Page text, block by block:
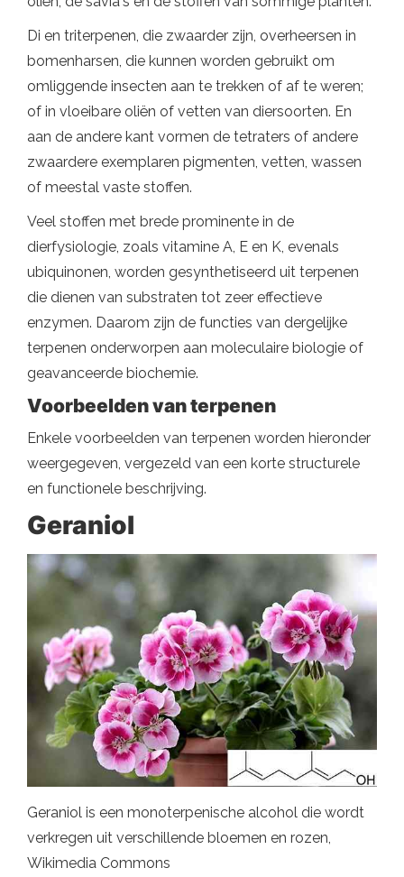
Di en triterpenen, die zwaarder zijn, overheersen in
bomenharsen, die kunnen worden gebruikt om
omliggende insecten aan te trekken of af te weren;
of in vloeibare oliën of vetten van diersoorten. En
aan de andere kant vormen de tetraters of andere
zwaardere exemplaren pigmenten, vetten, wassen
of meestal vaste stoffen.
Veel stoffen met brede prominente in de
dierfysiologie, zoals vitamine A, E en K, evenals
ubiquinonen, worden gesynthetiseerd uit terpenen
die dienen van substraten tot zeer effectieve
enzymen. Daarom zijn de functies van dergelijke
terpenen onderworpen aan moleculaire biologie of
geavanceerde biochemie.
Voorbeelden van terpenen
Enkele voorbeelden van terpenen worden hieronder
weergegeven, vergezeld van een korte structurele
en functionele beschrijving.
Geraniol
Geraniol is een monoterpenische alcohol die wordt
verkregen uit verschillende bloemen en rozen,
Wikimedia Commons